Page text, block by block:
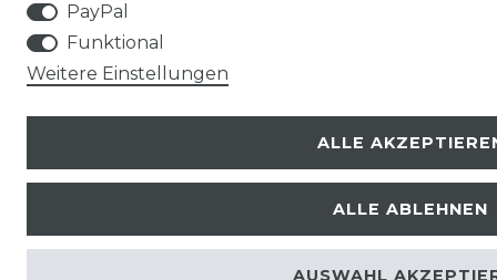
PayPal
Funktional
Weitere Einstellungen
ALLE
ALLE ABLEHNEN
AUSWAHL